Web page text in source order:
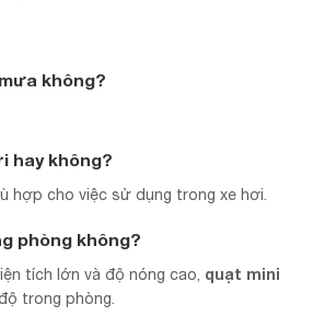
không?
hay không?
hợp cho việc sử dụng trong xe hơi.
phòng không?
tích lớn và độ nóng cao, quạt mini
trong phòng.